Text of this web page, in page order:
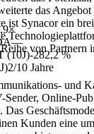
—
(10J)-282,2 %
2/10 Jahre
das
ist Synacor ein
von Partnern
und
Sender, Online-
Kunden eine